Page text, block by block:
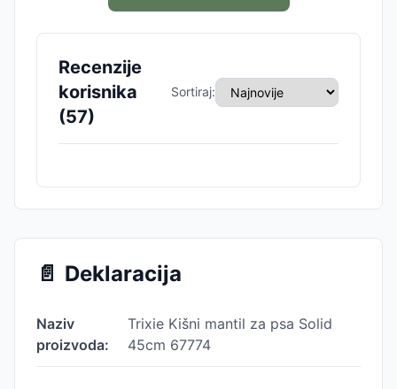
Recenzije
korisnika
(57)
Sortiraj:
📄 Deklaracija
Naziv
proizvoda:
Trixie Kišni mantil za psa Solid
45cm 67774